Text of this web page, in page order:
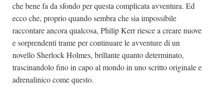
che bene fa da sfondo per questa complicata avventura. Ed
ecco che, proprio quando sembra che sia impossibile
raccontare ancora qualcosa, Philip Kerr riesce a creare nuove
e sorprendenti trame per continuare le avventure di un
novello Sherlock Holmes, brillante quanto determinato,
trascinandolo fino in capo al mondo in uno scritto originale e
adrenalinico come questo.